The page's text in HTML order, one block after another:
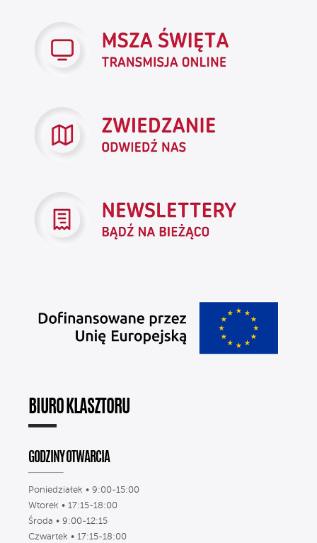
BIURO KLASZTORU
GODZINY OTWARCIA
Poniedziałek • 9:00-15:00
Wtorek • 17:15-18:00
Środa • 9:00-12:15
Czwartek • 17:15-18:00